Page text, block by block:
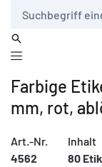
Farbige
mm, rot,
Art.-Nr.
4562
Inhalt
80